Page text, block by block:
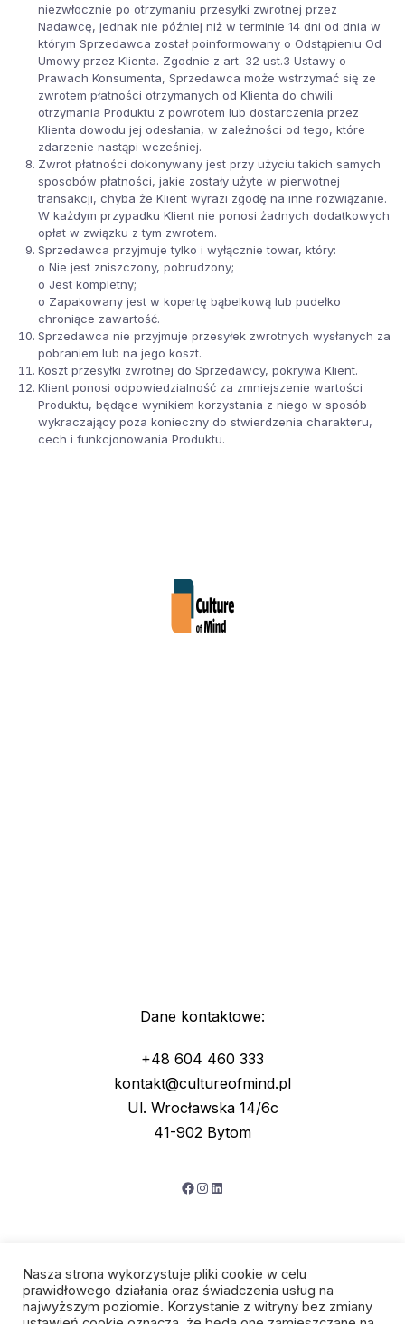
niezwłocznie po otrzymaniu przesyłki zwrotnej przez
Nadawcę, jednak nie później niż w terminie 14 dni od dnia w
którym Sprzedawca został poinformowany o Odstąpieniu Od
Umowy przez Klienta. Zgodnie z art. 32 ust.3 Ustawy o
Prawach Konsumenta, Sprzedawca może wstrzymać się ze
zwrotem płatności otrzymanych od Klienta do chwili
otrzymania Produktu z powrotem lub dostarczenia przez
Klienta dowodu jej odesłania, w zależności od tego, które
zdarzenie nastąpi wcześniej.
Zwrot płatności dokonywany jest przy użyciu takich samych
sposobów płatności, jakie zostały użyte w pierwotnej
transakcji, chyba że Klient wyrazi zgodę na inne rozwiązanie.
W każdym przypadku Klient nie ponosi żadnych dodatkowych
opłat w związku z tym zwrotem.
Sprzedawca przyjmuje tylko i wyłącznie towar, który:
o Nie jest zniszczony, pobrudzony;
o Jest kompletny;
o Zapakowany jest w kopertę bąbelkową lub pudełko
chroniące zawartość.
Sprzedawca nie przyjmuje przesyłek zwrotnych wysłanych za
pobraniem lub na jego koszt.
Koszt przesyłki zwrotnej do Sprzedawcy, pokrywa Klient.
Klient ponosi odpowiedzialność za zmniejszenie wartości
Produktu, będące wynikiem korzystania z niego w sposób
wykraczający poza konieczny do stwierdzenia charakteru,
cech i funkcjonowania Produktu.
Dane kontaktowe:
+48 604 460 333
kontakt@cultureofmind.pl
Ul. Wrocławska 14/6c
41-902 Bytom
Facebook
Instagram
LinkedIn
Nasza strona wykorzystuje pliki cookie w celu
prawidłowego działania oraz świadczenia usług na
najwyższym poziomie. Korzystanie z witryny bez zmiany